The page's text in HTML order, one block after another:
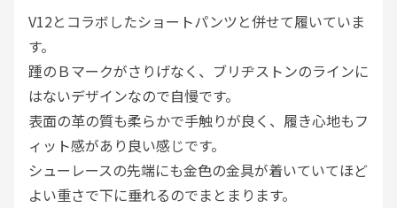
V12とコラボしたショートパンツと併せて履いていま
す。
踵のＢマークがさりげなく、ブリヂストンのラインに
はないデザインなので自慢です。
表面の革の質も柔らかで手触りが良く、履き心地もフ
ィット感があり良い感じです。
シューレースの先端にも金色の金具が着いていてほど
よい重さで下に垂れるのでまとまります。